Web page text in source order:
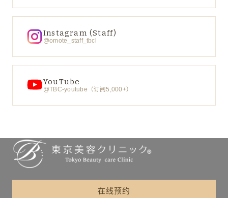
Instagram (Staff)
@omote_staff_tbcl
YouTube
@TBC-youtube（订阅5,000+）
在线预约